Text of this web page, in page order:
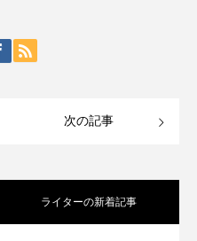
次の記事
ライターの新着記事